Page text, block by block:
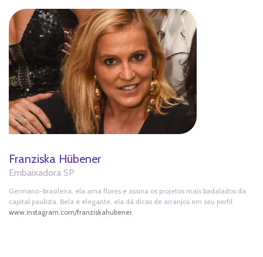
Franziska Hübener
Embaixadora SP
Germano-brasileira, ela ama flores e assina os projetos mais badalados da
capital paulista. Bela e elegante, ela dá dicas de arranjos em seu perfil
www.instagram.com/franziskahubener